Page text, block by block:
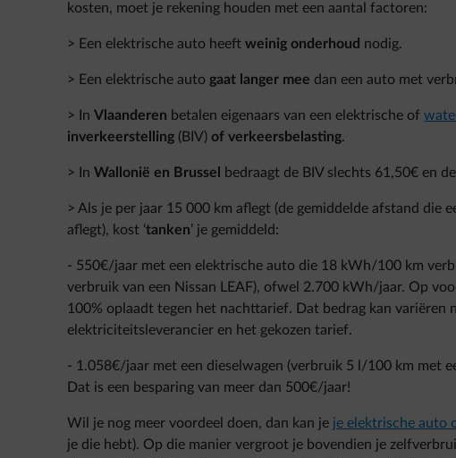
kosten, moet je rekening houden met een aantal factoren:
> Een elektrische auto heeft weinig onderhoud nodig.
> Een elektrische auto gaat langer mee dan een auto met
> In Vlaanderen betalen eigenaars van een elektrische of
inverkeerstelling (BIV) of verkeersbelasting.
> In Wallonië en Brussel bedraagt de BIV slechts 61,50€ en
> Als je per jaar 15 000 km aflegt (de gemiddelde afstand die
aflegt), kost ‘tanken’ je gemiddeld:
- 550€/jaar met een elektrische auto die 18 kWh/100 km
verbruik van een Nissan LEAF), ofwel 2.700 kWh/jaar. Op
100% oplaadt tegen het nachttarief. Dat bedrag kan variëren
elektriciteitsleverancier en het gekozen tarief.
- 1.058€/jaar met een dieselwagen (verbruik 5 l/100 km met
Dat is een besparing van meer dan 500€/jaar!
Wil je nog meer voordeel doen, dan kan je je elektrische auto
je die hebt). Op die manier vergroot je bovendien je